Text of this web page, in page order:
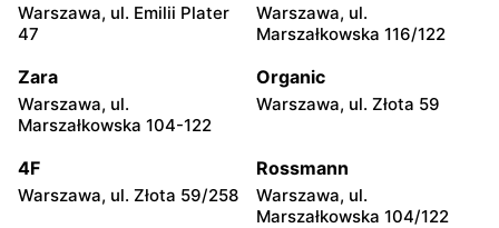
Cersanit Cersanit
Sienkiewicza 17A
Cersanit
Kościuszki 16b
Cersanit
Cersanit Cersanit
Warszawa, ul. Emilii Plater
47
Warszawa, ul.
Marszałkowska 116/122
Zara
Warszawa, ul.
Marszałkowska 104-122
Organic
Warszawa, ul. Złota 59
4F
Warszawa, ul. Złota 59/258
Rossmann
Warszawa, ul.
Marszałkowska 104/122